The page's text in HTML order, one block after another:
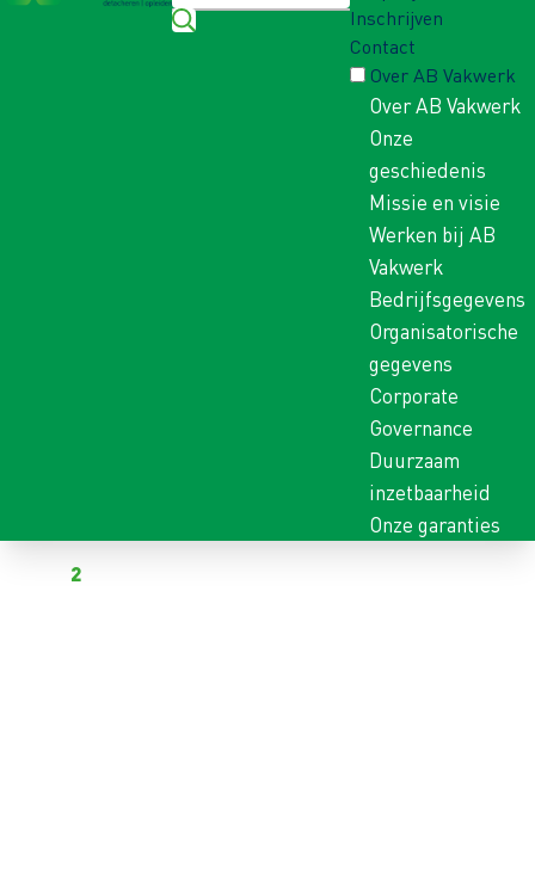
Inschrijven
Contact
Over AB Vakwerk
Over AB Vakwerk
Onze
geschiedenis
Missie en visie
Werken bij AB
Vakwerk
Bedrijfsgegevens
Organisatorische
gegevens
Corporate
Governance
Duurzaam
inzetbaarheid
Onze garanties
2